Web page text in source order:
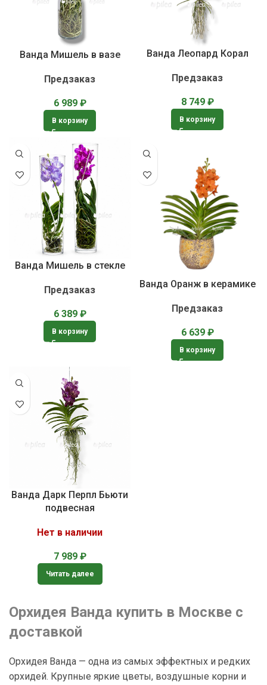
Ванда Мишель в вазе
Предзаказ
6 989 ₽
В корзину
Ванда Леопард Корал
Предзаказ
8 749 ₽
В корзину
Ванда Мишель в стекле
Предзаказ
6 389 ₽
В корзину
Ванда Оранж в керамике
Предзаказ
6 639 ₽
В корзину
Ванда Дарк Перпл Бьюти
подвесная
Нет в наличии
7 989 ₽
Читать далее
Орхидея Ванда купить в Москве с
доставкой
Орхидея Ванда — одна из самых эффектных и редких
орхидей. Крупные яркие цветы, воздушные корни и